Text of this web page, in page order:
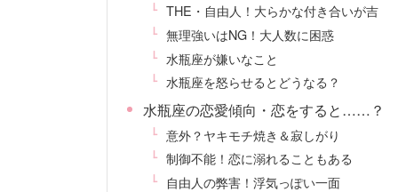
THE・自由人！大らかな付き合いが吉
無理強いはNG！大人数に困惑
水瓶座が嫌いなこと
水瓶座を怒らせるとどうなる？
水瓶座の恋愛傾向・恋をすると……？
意外？ヤキモチ焼き＆寂しがり
制御不能！恋に溺れることもある
自由人の弊害！浮気っぽい一面